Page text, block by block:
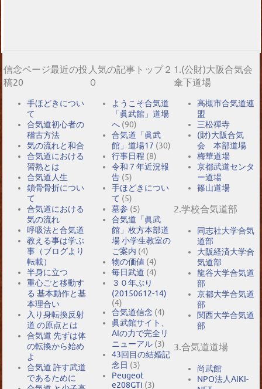
信念ページ最近の投
稿20
手ほどきについ
て
合気道初心者の
稽古方法
気の流れと和合
合気道における
習熟とは
合気道人生
鎖骨骨折につい
て
合気道における
気の流れ
呼吸法と合気道
教える事は学ぶ
事（ブログより
転載）
半身に立つ
重心ごと移動す
る 基本動作と基
本理合い
入り身転換反射
道 の原点とは
合気道 先ずは体
の転換から始め
よ
合気道 許す武道
であるために
人気の記事トップ２
０
ようこそ合気道
「眞武館」道場
へ (90)
合気道「眞武
館」道場17 (30)
行事日程 (8)
令和７年近況報
告 (5)
手ほどきについ
て (5)
墓参 (5)
合気道「眞武
館」枚方本部道
場 小学生教室の
ご案内 (4)
物の価値 (4)
毎日武道 (4)
３０年ぶり
(20150612-14)
(4)
合気道信念 (4)
眞武館サイト、
AIの力で完全リ
ニューアル (3)
43回目の結婚記
念日 (3)
Peugeot
e208GTi (3)
1.(公財)大阪合気会
傘下道場
高槻市合気道連
盟
三松禪寺
(財)大阪合気
会 本部道場
梅華道場
京都武道センタ
ー道場
篠山道場
2.学校合気道部
同志社大学合気
道部
大阪経済大学合
気道部
龍谷大学合気道
部
京都大学合気道
部
関西大学合気道
部
3.合気道道場
尚武館
NPO法人AIKI-